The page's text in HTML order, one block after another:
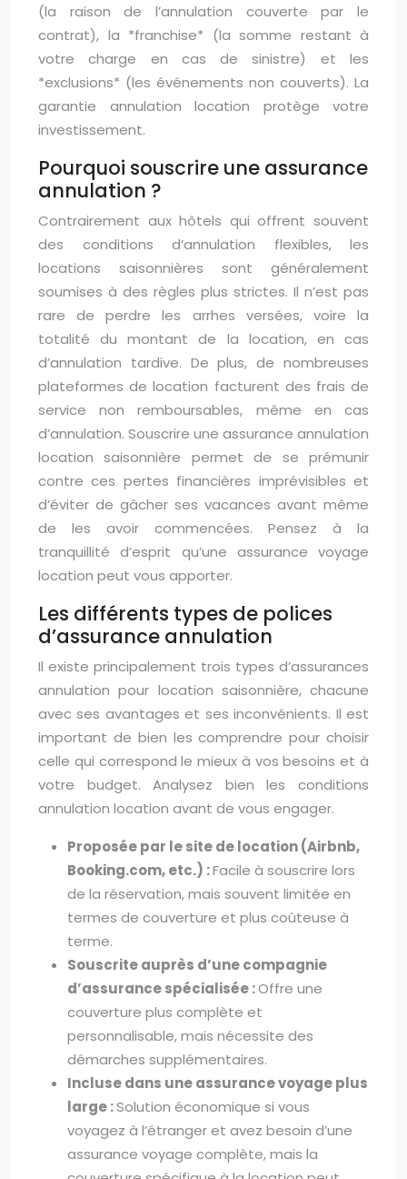
(la raison de l’annulation couverte par le
contrat), la *franchise* (la somme restant à
votre charge en cas de sinistre) et les
*exclusions* (les événements non couverts). La
garantie annulation location protège votre
investissement.
Pourquoi souscrire une assurance
annulation ?
Contrairement aux hôtels qui offrent souvent
des conditions d’annulation flexibles, les
locations saisonnières sont généralement
soumises à des règles plus strictes. Il n’est pas
rare de perdre les arrhes versées, voire la
totalité du montant de la location, en cas
d’annulation tardive. De plus, de nombreuses
plateformes de location facturent des frais de
service non remboursables, même en cas
d’annulation. Souscrire une assurance annulation
location saisonnière permet de se prémunir
contre ces pertes financières imprévisibles et
d’éviter de gâcher ses vacances avant même
de les avoir commencées. Pensez à la
tranquillité d’esprit qu’une assurance voyage
location peut vous apporter.
Les différents types de polices
d’assurance annulation
Il existe principalement trois types d’assurances
annulation pour location saisonnière, chacune
avec ses avantages et ses inconvénients. Il est
important de bien les comprendre pour choisir
celle qui correspond le mieux à vos besoins et à
votre budget. Analysez bien les conditions
annulation location avant de vous engager.
Proposée par le site de location (Airbnb,
Booking.com, etc.) :Facile à souscrire lors
de la réservation, mais souvent limitée en
termes de couverture et plus coûteuse à
terme.
Souscrite auprès d’une compagnie
d’assurance spécialisée :Offre une
couverture plus complète et
personnalisable, mais nécessite des
démarches supplémentaires.
Incluse dans une assurance voyage plus
large :Solution économique si vous
voyagez à l’étranger et avez besoin d’une
assurance voyage complète, mais la